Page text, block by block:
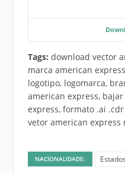
Tags: download vector
marca american
logotipo, logomarca,
american express,
express, formato .ai
vetor american express
NACIONALIDADE: